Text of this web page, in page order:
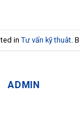
in Tư vấn kỹ thuât .
ADMIN